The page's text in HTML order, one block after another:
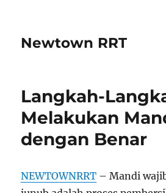
Newtown RRT
Langkah-
Melakukan
dengan Benar
NEWTOWNRRT – Mandi